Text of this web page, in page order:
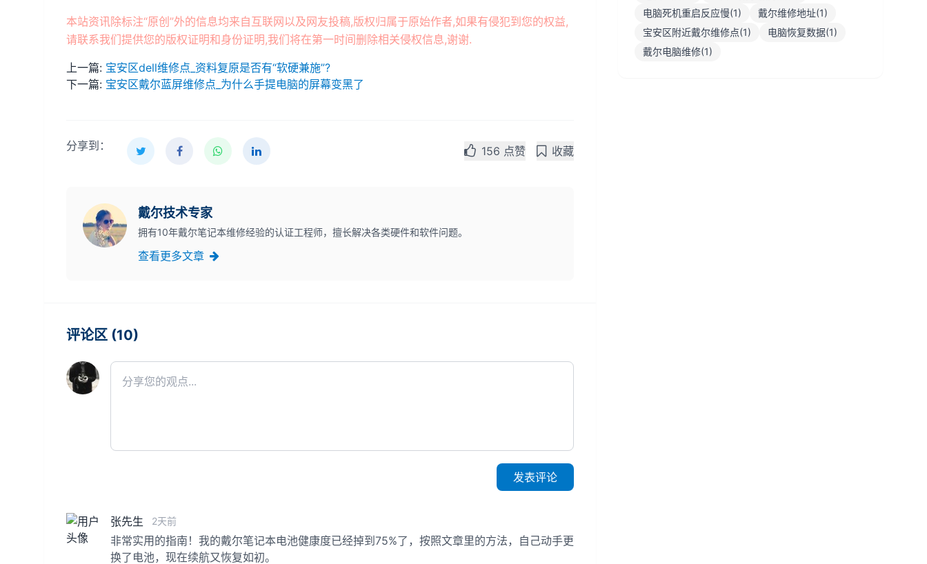
本站资讯除标注“原创”外的信息均来自互联网以及网友投稿,版权归属于原始作者,如果有侵犯到您的权益,
请联系我们提供您的版权证明和身份证明,我们将在第一时间删除相关侵权信息,谢谢.
上一篇: 宝安区dell维修点_资料复原是否有“软硬兼施”?
下一篇: 宝安区戴尔蓝屏维修点_为什么手提电脑的屏幕变黑了
分享到： 156 点赞 收藏
戴尔技术专家
拥有10年戴尔笔记本维修经验的认证工程师，擅长解决各类硬件和软件问题。
查看更多文章
评论区 (10)
发表评论
张先生 2天前
非常实用的指南！我的戴尔笔记本电池健康度已经掉到75%了，按照文章里的方法，自己动手更
换了电池，现在续航又恢复如初。
电脑死机重启反应慢(1)
戴尔维修地址(1)
宝安区附近戴尔维修点(1)
电脑恢复数据(1)
戴尔电脑维修(1)